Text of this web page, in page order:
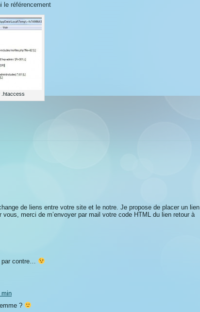
le référencement
.htaccess
de liens entre votre site et le notre. Je propose de placer un lien
merci de m’envoyer par mail votre code HTML du lien retour à
par contre…
min
?